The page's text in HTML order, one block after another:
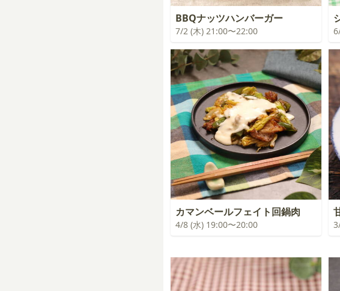
BBQナッツハンバーガー
7/2 (木) 21:00〜22:00
カマンベールフェイト回鍋肉
4/8 (水) 19:00〜20:00